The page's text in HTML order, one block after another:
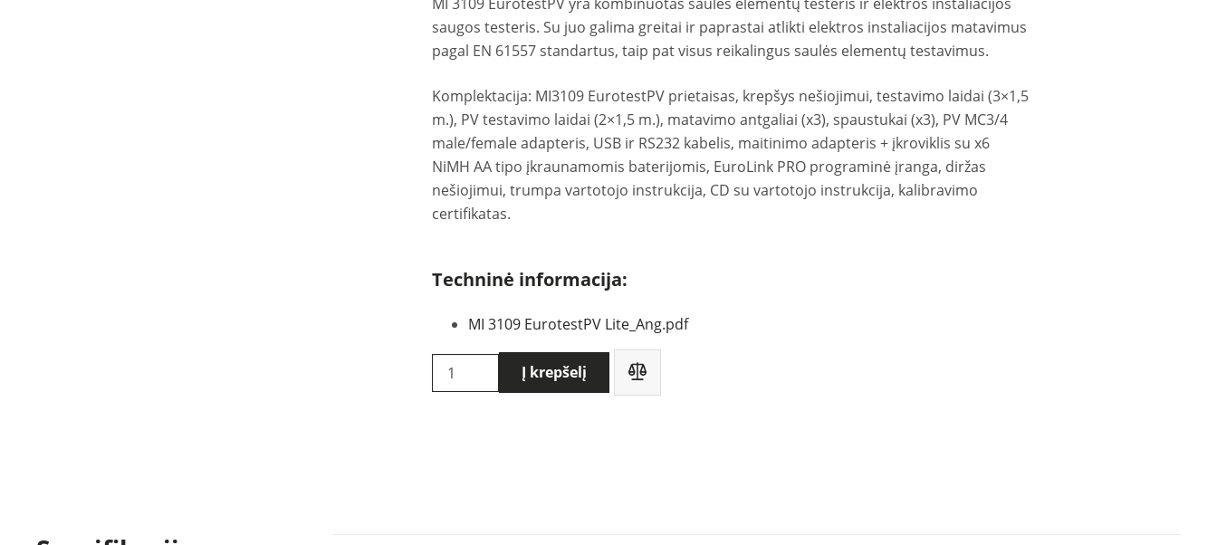
saugos testeris. Su juo galima greitai ir paprastai atlikti elektros instaliacijos matavimus
pagal EN 61557 standartus, taip pat visus reikalingus saulės elementų testavimus.
Komplektacija: MI3109 EurotestPV prietaisas, krepšys nešiojimui, testavimo laidai (3×1,5
m.), PV testavimo laidai (2×1,5 m.), matavimo antgaliai (x3), spaustukai (x3), PV MC3/4
male/female adapteris, USB ir RS232 kabelis, maitinimo adapteris + įkroviklis su x6
NiMH AA tipo įkraunamomis baterijomis, EuroLink PRO programinė įranga, diržas
nešiojimui, trumpa vartotojo instrukcija, CD su vartotojo instrukcija, kalibravimo
certifikatas.
Techninė informacija:
MI 3109 EurotestPV Lite_Ang.pdf
produkto
kiekis:
testeris
Į krepšelį